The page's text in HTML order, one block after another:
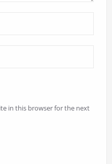
in this browser for the next